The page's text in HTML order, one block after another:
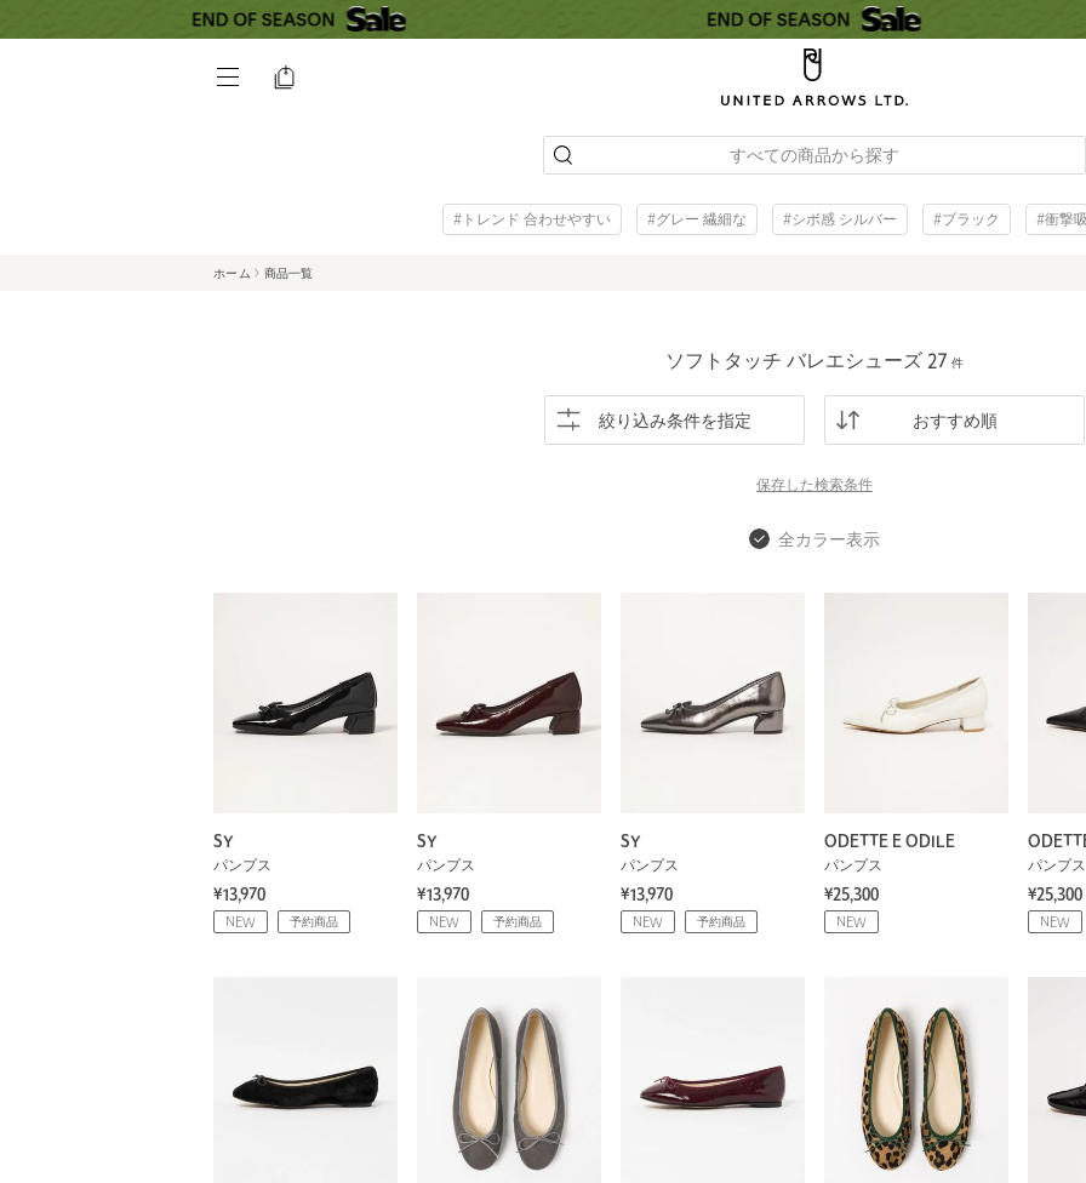
すべての商品から探す
#トレンド 合わせやすい #グレー 繊細な #シボ感 シルバー #ブラック #衝撃
ホーム 商品一覧
ソフトタッチ バレエシューズ 27 件
絞り込み条件を指定 おすすめ順
保存した検索条件
全カラー表示
SY
パンプス
¥13,970
NEW 予約商品
SY
パンプス
¥13,970
NEW 予約商品
SY
パンプス
¥13,970
NEW 予約商品
ODETTE E ODILE
パンプス
¥25,300
NEW
パンプス
¥25,300
NEW